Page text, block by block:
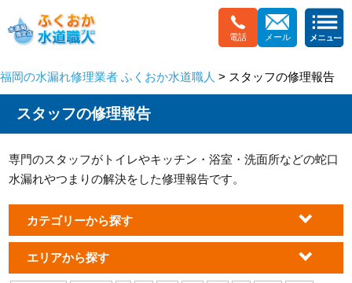
電話 メール
福岡の水漏れ修理業者 ふくおか水道職人 > スタッフの修理報告
スタッフの修理報告
専門のスタッフがトイレやキッチン・浴室・洗面所などの蛇口
水漏れやつまりの解決をした修理報告です。
カテゴリーから探す
エリアから探す